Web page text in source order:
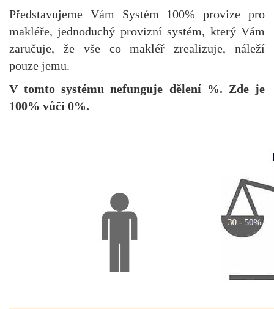
Představujeme Vám Systém 100% provize pro
makléře, jednoduchý provizní systém, který Vám
zaručuje, že vše co makléř zrealizuje, náleží
pouze jemu.
V tomto systému nefunguje dělení %. Zde je
100% vůči 0%.